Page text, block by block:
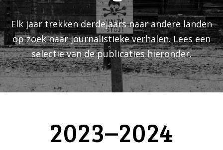
Elk jaar trekken derdejaars naar andere landen
op zoek naar journalistieke verhalen. Lees een
selectie van de publicaties hieronder.
2023–2024